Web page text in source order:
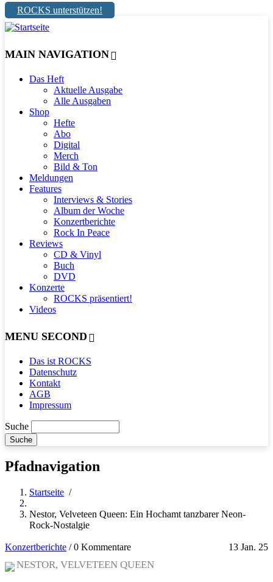
ROCKS unterstützen!
MAIN NAVIGATION
Das Heft
Aktuelle Ausgabe
Alle Ausgaben
Shop
Hefte
Abo
Digital
Merch
Bild & Ton
Meldungen
Features
Interviews & Stories
Album der Woche
Konzertberichte
Rock In Peace
Reviews
CD & Vinyl
Buch
DVD
Konzerte
ROCKS präsentiert!
Videos
MENU SECOND
Das ist ROCKS
Datenschutz
Kontakt
AGB
Impressum
Suche
Pfadnavigation
Startseite /
Nestor, Velveteen Queen: Ein Hochamt tanzbarer Neon-
Rock-Nostalgie
Konzertberichte 13 Jan. 25
/0 Kommentare
NESTOR, VELVETEEN QUEEN